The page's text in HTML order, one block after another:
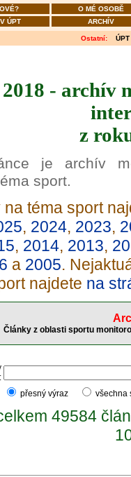
O MÉ OSOBĚ
ÚPT ARCHÍV
Ostatní: ÚPT
- archív
z
je archív
sport.
téma sport
, 2024, 2023,
, 2014, 2013,
a 2005.
najdete na
Články z oblasti sportu
přesný výraz
49584